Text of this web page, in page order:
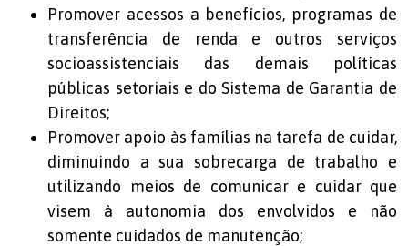
Promover acessos a benefícios, programas de
transferência de renda e outros serviços
socioassistenciais das demais políticas
públicas setoriais e do Sistema de Garantia de
Direitos;
Promover apoio às famílias na tarefa de cuidar,
diminuindo a sua sobrecarga de trabalho e
utilizando meios de comunicar e cuidar que
visem à autonomia dos envolvidos e não
somente cuidados de manutenção;